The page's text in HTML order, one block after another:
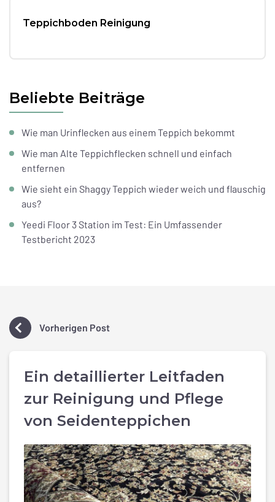
Teppichboden Reinigung
Beliebte Beiträge
Wie man Urinflecken aus einem Teppich bekommt
Wie man Alte Teppichflecken schnell und einfach
entfernen
Wie sieht ein Shaggy Teppich wieder weich und flauschig
aus?
Yeedi Floor 3 Station im Test: Ein Umfassender
Testbericht 2023
Vorherigen Post
Ein detaillierter Leitfaden
zur Reinigung und Pflege
von Seidenteppichen